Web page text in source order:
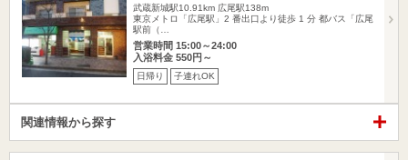
武蔵新城駅10.91km 広尾駅138m
東京メトロ「広尾駅」2 番出口より徒歩 1 分 都バス「広尾
駅前（…
営業時間 15:00～24:00
入浴料金 550円～
日帰り 子連れOK
関連情報から探す